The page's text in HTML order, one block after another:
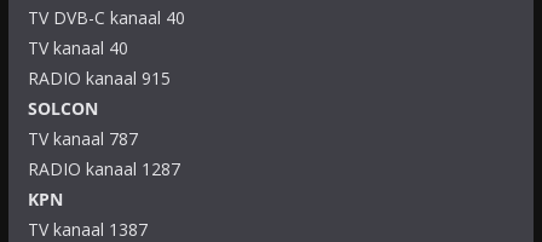
TV DVB-C kanaal 40
TV kanaal 40
RADIO kanaal 915
SOLCON
TV kanaal 787
RADIO kanaal 1287
KPN
TV kanaal 1387